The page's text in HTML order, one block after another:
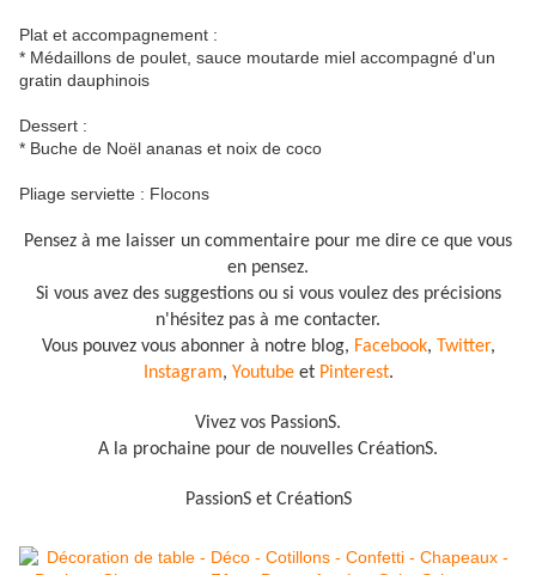
Plat et accompagnement :
* Médaillons de poulet, sauce moutarde miel accompagné d'un
gratin dauphinois
Dessert :
* Buche de Noël ananas et noix de coco
Pliage serviette : Flocons
Pensez à me laisser un commentaire pour me dire ce que vous
en pensez.
Si vous avez des suggestions ou si vous voulez des précisions
n'hésitez pas à me contacter.
Vous pouvez vous abonner à notre blog, Facebook, Twitter,
Instagram, Youtubeet Pinterest.
Vivez vos PassionS.
A la prochaine pour de nouvelles CréationS.
PassionS et CréationS